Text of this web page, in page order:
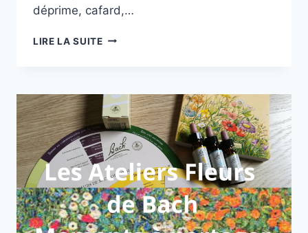
déprime, cafard,…
LIRE LA SUITE EPUISEMENT
ATELIER
FLEURS
DE
BACH
DU
12
AVRIL
2026